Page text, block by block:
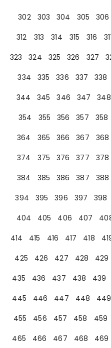
302
303 304 305 306
312
313 314 315 316
323
324 325 326 327
334
335 336 337 338
344
345 346 347 348
354
355 356 357 358
364
365 366 367 368
374
375 376 377 378
384
385 386 387 388
394
395 396 397 398
404
405 406 407
414
415 416 417 418
425
426 427 428 429
435
436 437 438 439
445
446 447 448 449
455
456 457 458 459
465
466 467 468 469